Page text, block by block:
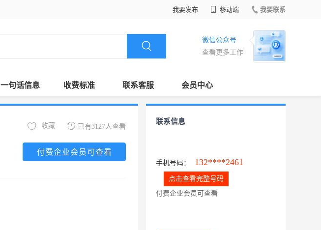
我要发布 移动端 我要联系
微信公众号
查看更多工作
一句话信息 收费标准 联系客服 会员中心
已有3127人查看
收藏
付费企业会员可查看
联系信息
手机号码： 132****2461
点击查看完整号码
付费企业会员可查看